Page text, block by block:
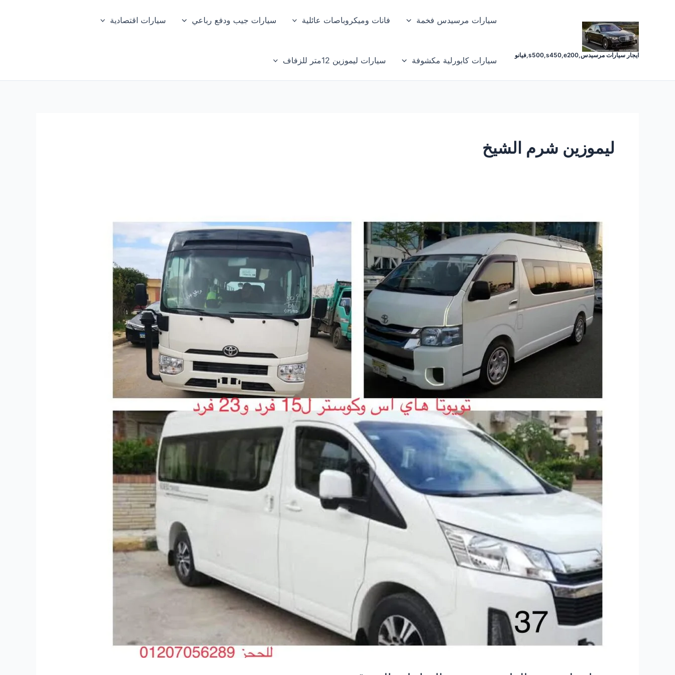
ايجار سيارات مرسيدس,s500,s450,e200,فيانو
سيارات مرسيدس فخمة فانات وميكروباصات عائلية سيارات جيب ودفع رباعي سيارات اقتصادية
سيارات كابورلية مكشوفة سيارات ليموزين 12متر للزفاف
ليموزين شرم الشيخ
ليموزين
القاهرة
ومصر
والساحل
والغردقة